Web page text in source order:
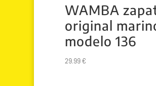
WAMBA
original
modelo 136
29.99€